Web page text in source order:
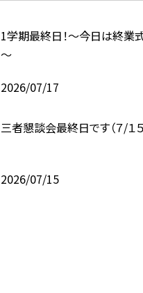
1学期最終日！～今日は終業
～
2026/07/17
三者懇談会最終日です（７/１５
2026/07/15